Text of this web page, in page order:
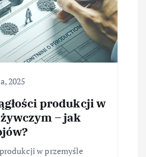
2025
produkcji w
– jak
w przemyśle